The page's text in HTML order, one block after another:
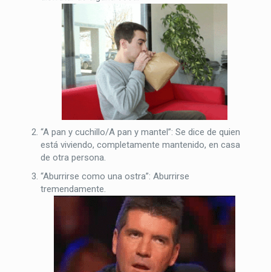
“A pan y cuchillo/A pan y mantel”: Se dice de quien
está viviendo, completamente mantenido, en casa
de otra persona.
“Aburrirse como una ostra”: Aburrirse
tremendamente.